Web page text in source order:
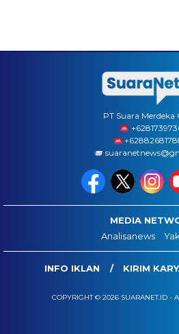
PT Suara Merdeka
MEDIA
Analisanews
INFO IKLAN KIRIM
COPYRIGHT © 2026 SUARANET.ID -